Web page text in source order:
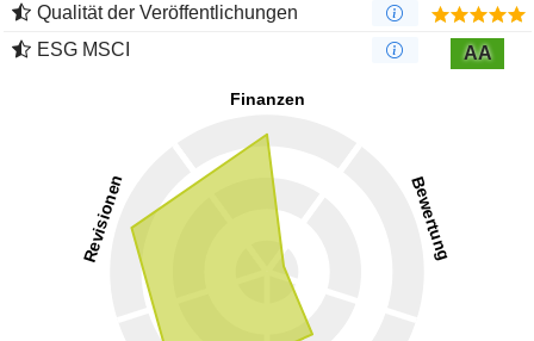
Qualität der Veröffentlichungen
ESG MSCI
AA